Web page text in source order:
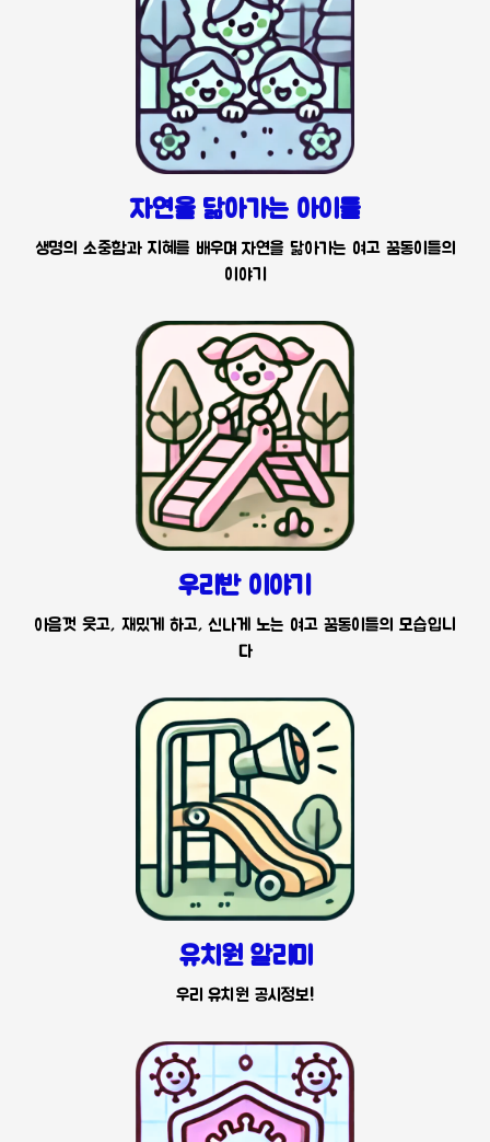
자연을 닮아가는 아이들
생명의 소중함과 지혜를 배우며 자연을 닮아가는 여고 꿈동이들의
이야기
우리반 이야기
아음껏 웃고, 재밌게 하고, 신나게 노는 여고 꿈동이들의 모습입니
다
유치원 알리미
우리 유치원 공시정보!